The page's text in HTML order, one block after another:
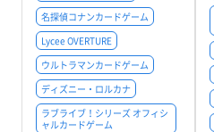
名探偵コナンカードゲーム
Lycee OVERTURE
ウルトラマンカードゲーム
ディズニー・ロルカナ
ラブライブ！シリーズ オフィシ
ャルカードゲーム